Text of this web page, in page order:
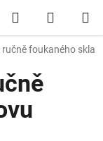
Hledat
KOŠÍK
foukaného skla